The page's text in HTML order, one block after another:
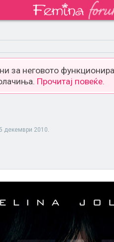
за неговото
Прочитај повеќе.
декември 2010.